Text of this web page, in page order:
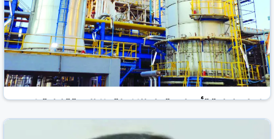
القطاع النفطي وسوق العمل
جريدة الصباح العراقية العراق 12 آذار/مارس 2025
خبراء: إعادة تأهيل حقول النفط تعزز الاستقلالية في
مجال الطاقة